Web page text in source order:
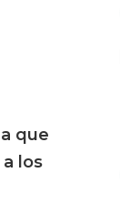
que
los